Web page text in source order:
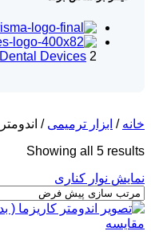
Dental Devices 2
خانه / ابزار ترمیمی / اندومتر
Showing all 5 results
نمایش نوار کناری
مقایسه